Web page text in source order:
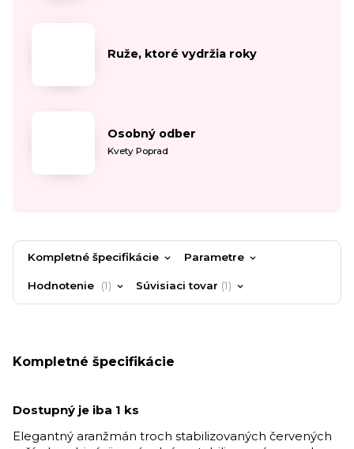
Ruže, ktoré vydržia roky
Osobný odber
Kvety Poprad
Kompletné špecifikácie Parametre
Hodnotenie 1 Súvisiaci tovar 1
Kompletné špecifikácie
Dostupný je iba 1 ks
Elegantný aranžmán troch stabilizovaných červených